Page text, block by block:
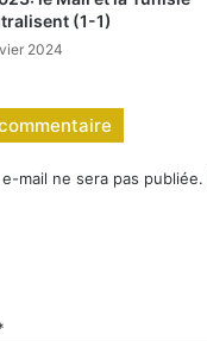
(1-1)
2024
mail ne sera pas publiée.